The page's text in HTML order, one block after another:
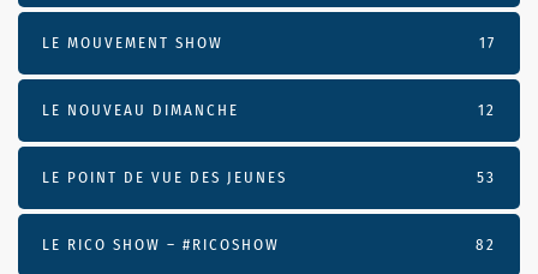
LE MOUVEMENT SHOW 17
LE NOUVEAU DIMANCHE 12
LE POINT DE VUE DES JEUNES 53
LE RICO SHOW – #RICOSHOW 82